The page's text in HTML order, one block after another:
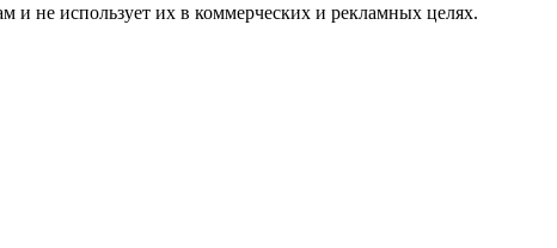
не использует их в коммерческих и рекламных целях.